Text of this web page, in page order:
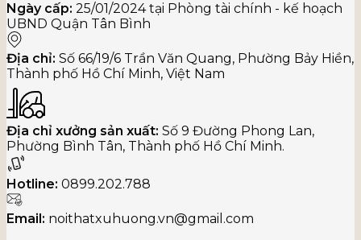
Ngày cấp: 25/01/2024 tại Phòng tài chính - kế hoạch
UBND Quận Tân Bình
Địa chỉ: Số 66/19/6 Trần Văn Quang, Phường Bảy Hiền,
Thành phố Hồ Chí Minh, Việt Nam
Địa chỉ xưởng sản xuất: Số 9 Đường Phong Lan,
Phường Bình Tân, Thành phố Hồ Chí Minh.
Hotline: 0899.202.788
Email: noithatxuhuong.vn@gmail.com